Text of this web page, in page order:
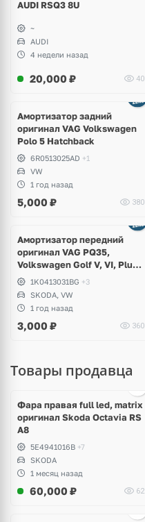
AUDI RSQ3 8U
~
AUDI
4 недели назад
20,000 ₽ 40
Амортизатор задний
оригинал VAG Volkswagen
Polo 5 Hatchback
6R0513025AD +1
VW
1 год назад
5,000 ₽ 380
Амортизатор передний
оригинал VAG PQ35,
Volkswagen Golf V, VI, Plus,
Skoda Octavia A5, Yeti
1K0413031BG +3
SKODA, VW
1 год назад
3,000 ₽ 360
Товары продавца
Фара правая full led, matrix
оригинал Skoda Octavia RS
A8
5E4941016B +7
SKODA
1 месяц назад
60,000 ₽ 62